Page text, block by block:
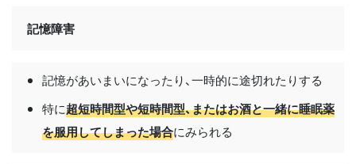
記憶障害
記憶があいまいになったり、一時的に途切れたりする
特に超短時間型や短時間型、またはお酒と一緒に睡眠薬
を服用してしまった場合にみられる